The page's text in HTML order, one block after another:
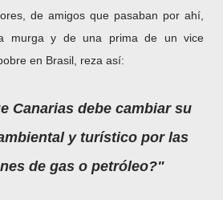
de amigos que pasaban por ahí,
murga y de una prima de un vice
en Brasil, reza así:
y turístico por las
de gas o petróleo?"